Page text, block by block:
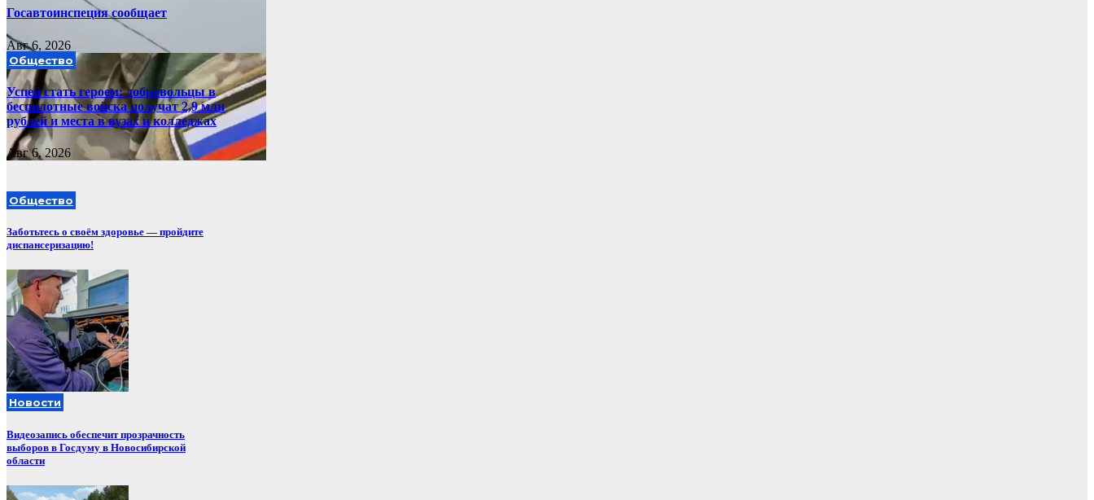
Госавтоинспеция сообщает
Авг 6, 2026
Общество
Успей стать героем: добровольцы в
беспилотные войска получат 2,9 млн
рублей и места в вузах и колледжах
Авг 6, 2026
Общество
Заботьтесь о своём здоровье — пройдите
диспансеризацию!
Новости
Видеозапись обеспечит прозрачность
выборов в Госдуму в Новосибирской
области